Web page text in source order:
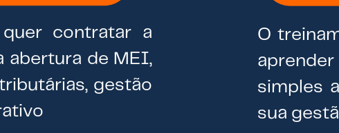
contratar a
abertura de MEI,
gestão
O
simples
sua